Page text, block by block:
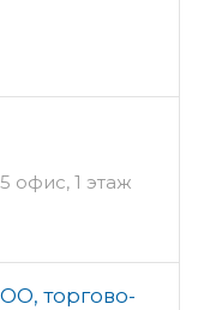
офис, 1 этаж
торгово-